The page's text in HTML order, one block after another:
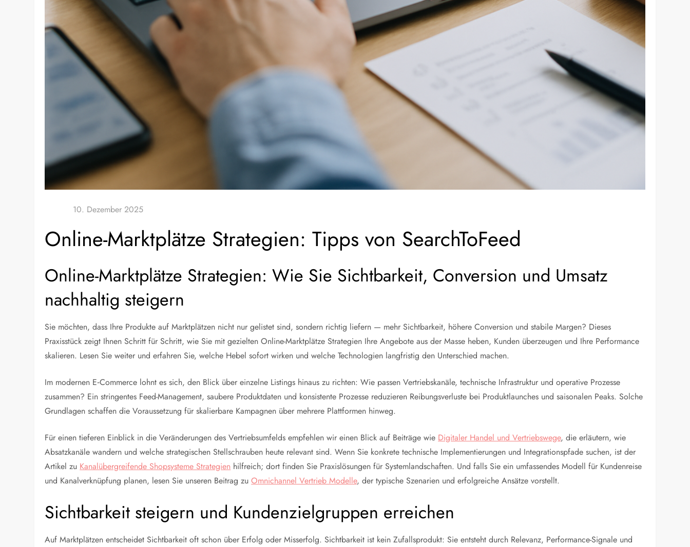
Online-Marktplätze Strategien: Tipps von SearchToFeed
Online-Marktplätze Strategien: Wie Sie Sichtbarkeit, Conversion und Umsatz
nachhaltig steigern
Sie möchten, dass Ihre Produkte auf Marktplätzen nicht nur gelistet sind, sondern richtig liefern — mehr Sichtbarkeit, höhere Conversion und stabile Margen? Dieses
Praxisstück zeigt Ihnen Schritt für Schritt, wie Sie mit gezielten Online-Marktplätze Strategien Ihre Angebote aus der Masse heben, Kunden überzeugen und Ihre Performance
skalieren. Lesen Sie weiter und erfahren Sie, welche Hebel sofort wirken und welche Technologien langfristig den Unterschied machen.
Im modernen E‑Commerce lohnt es sich, den Blick über einzelne Listings hinaus zu richten: Wie passen Vertriebskanäle, technische Infrastruktur und operative Prozesse
zusammen? Ein stringentes Feed-Management, saubere Produktdaten und konsistente Prozesse reduzieren Reibungsverluste bei Produktlaunches und saisonalen Peaks. Solche
Grundlagen schaffen die Voraussetzung für skalierbare Kampagnen über mehrere Plattformen hinweg.
Für einen tieferen Einblick in die Veränderungen des Vertriebsumfelds empfehlen wir einen Blick auf Beiträge wie Digitaler Handel und Vertriebswege, die erläutern, wie
Absatzkanäle wandern und welche strategischen Stellschrauben heute relevant sind. Wenn Sie konkrete technische Implementierungen und Integrationspfade suchen, ist der
Artikel zu Kanalübergreifende Shopsysteme Strategien hilfreich; dort finden Sie Praxislösungen für Systemlandschaften. Und falls Sie ein umfassendes Modell für Kundenreise
und Kanalverknüpfung planen, lesen Sie unseren Beitrag zuOmnichannel Vertrieb Modelle, der typische Szenarien und erfolgreiche Ansätze vorstellt.
Sichtbarkeit steigern und Kundenzielgruppen erreichen
Auf Marktplätzen entscheidet Sichtbarkeit oft schon über Erfolg oder Misserfolg. Sichtbarkeit ist kein Zufallsprodukt: Sie entsteht durch Relevanz, Performance-Signale und